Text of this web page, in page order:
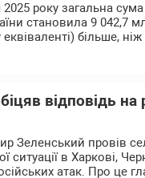
року загальна
становила 9 042,7
більше,
відповідь на
Зеленський провів
ситуації в Харкові,
атак. Про це